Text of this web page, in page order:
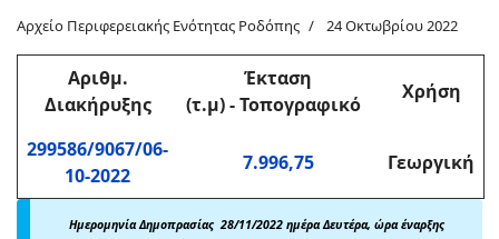
Αρχείο Περιφερειακής Ενότητας Ροδόπης 24 Οκτωβρίου 2022
Αριθμ.
Διακήρυξης
Έκταση
(τ.μ)-Τοπογραφικό
Χρήση
299586/9067/06-
10-2022
7.996,75 Γεωργική
Ημερομηνία Δημοπρασίας 28/11/2022 ημέρα Δευτέρα, ώρα έναρξης